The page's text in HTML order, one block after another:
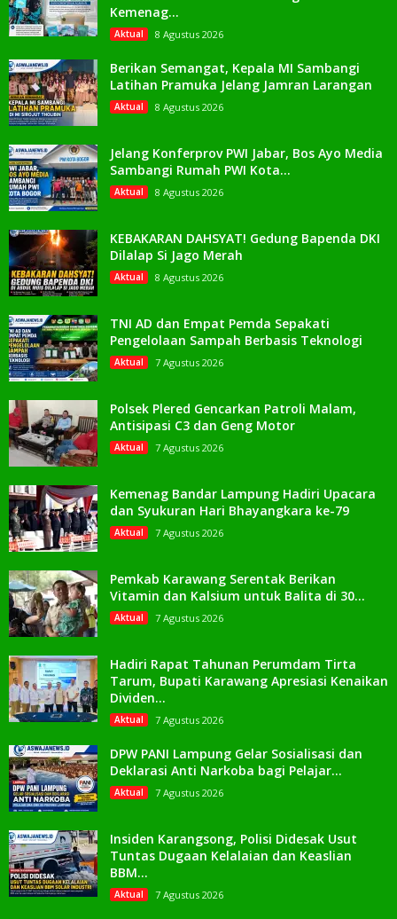
Kemenag...
Aktual 8 Agustus 2026
Berikan Semangat, Kepala MI Sambangi
Latihan Pramuka Jelang Jamran Larangan
Aktual 8 Agustus 2026
Jelang Konferprov PWI Jabar, Bos Ayo Media
Sambangi Rumah PWI Kota...
Aktual 8 Agustus 2026
KEBAKARAN DAHSYAT! Gedung Bapenda DKI
Dilalap Si Jago Merah
Aktual 8 Agustus 2026
TNI AD dan Empat Pemda Sepakati
Pengelolaan Sampah Berbasis Teknologi
Aktual 7 Agustus 2026
Polsek Plered Gencarkan Patroli Malam,
Antisipasi C3 dan Geng Motor
Aktual 7 Agustus 2026
Kemenag Bandar Lampung Hadiri Upacara
dan Syukuran Hari Bhayangkara ke-79
Aktual 7 Agustus 2026
Pemkab Karawang Serentak Berikan
Vitamin dan Kalsium untuk Balita di 30...
Aktual 7 Agustus 2026
Hadiri Rapat Tahunan Perumdam Tirta
Tarum, Bupati Karawang Apresiasi Kenaikan
Dividen...
Aktual 7 Agustus 2026
DPW PANI Lampung Gelar Sosialisasi dan
Deklarasi Anti Narkoba bagi Pelajar...
Aktual 7 Agustus 2026
Insiden Karangsong, Polisi Didesak Usut
Tuntas Dugaan Kelalaian dan Keaslian
BBM...
Aktual 7 Agustus 2026